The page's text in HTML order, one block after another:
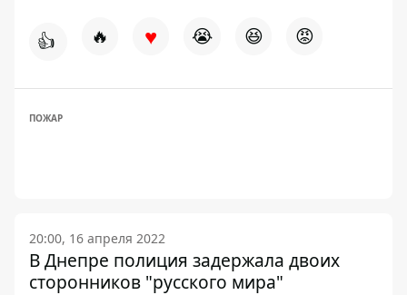
👍 🔥 ♥ 😭 😆 😡
ПОЖАР
20:00, 16 апреля 2022
В Днепре полиция задержала двоих
сторонников "русского мира"